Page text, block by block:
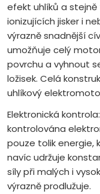
efekt uhlíků a
ionizujících jisker i
výrazně snadnější
umožňuje celý
povrchu a vyhnout
ložisek. Celá
uhlíkový
Elektronická
kontrolována
pouze tolik energie,
navíc udržuje
síly při malých i
výrazně prodlužuje.